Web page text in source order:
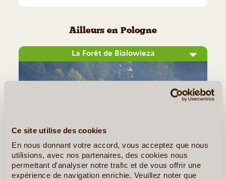
Ce site utilise des cookies
En nous donnant votre accord, vous acceptez que nous
utilisions, avec nos partenaires, des cookies nous
permettant d’analyser notre trafic et de vous offrir une
expérience de navigation enrichie. Veuillez noter que
Ailleurs en Pologne
La Forêt de Bialowieza
©